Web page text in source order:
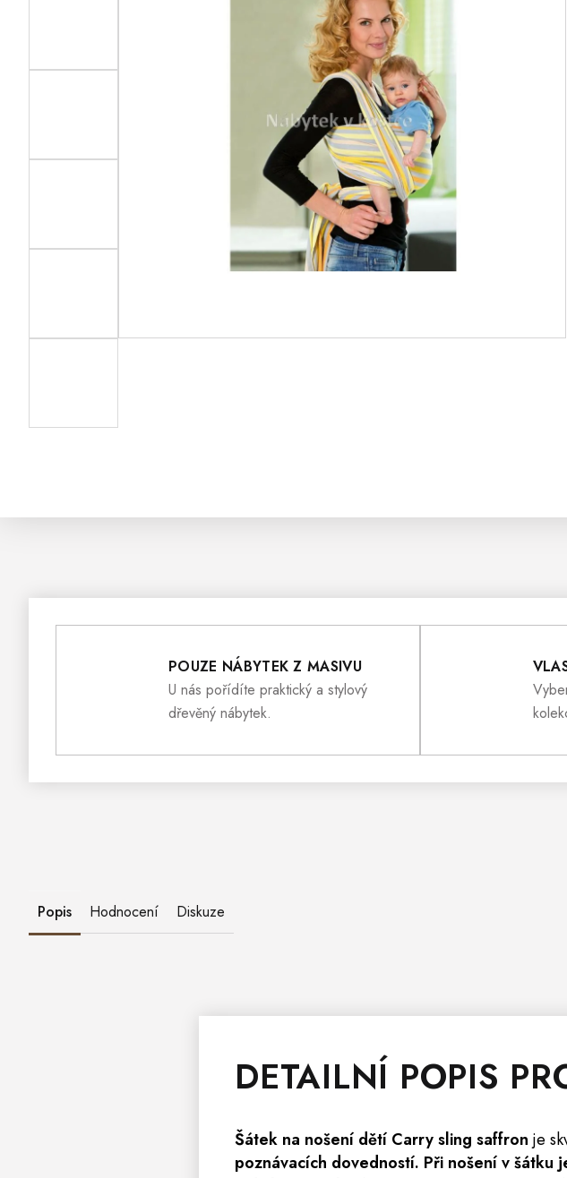
POUZE NÁBYTEK Z MASIVU
U nás pořídíte praktický a stylový
dřevěný nábytek.
Popis Hodnocení Diskuze
DETAILNÍ POPIS
Šátek na nošení dětí Carry sling saffron je
poznávacích dovedností. Při nošení v šátku